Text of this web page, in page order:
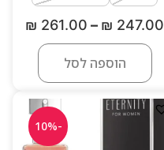
₪ 247.00
–
₪ 261.00
הוספה לסל
-10%